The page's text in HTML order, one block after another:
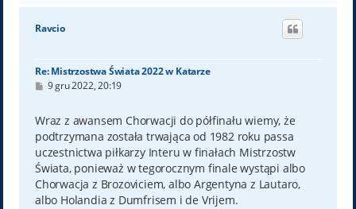
g
Ravcio
Re: Mistrzostwa Świata 2022 w Katarze
P
t
9 gru 2022, 20:19
Wraz z awansem Chorwacji do półfinału wiemy, że
podtrzymana została trwająca od 1982 roku passa
uczestnictwa piłkarzy Interu w finałach Mistrzostw
Świata, ponieważ w tegorocznym finale wystąpi albo
Chorwacja z Brozoviciem, albo Argentyna z Lautaro,
albo Holandia z Dumfrisem i de Vrijem.